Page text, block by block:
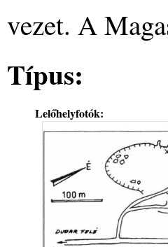
vezet. A
Típus:
Lelőhelyfotók: